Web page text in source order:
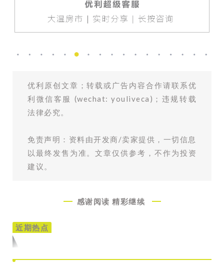
优利原创文章；转载或广告内容合作请联系优
利微信客服 (wechat: youliveca)；违规转载
法律必究。
免责声明：资料由开发商/卖家提供，一切信息
以最终发售为准。文章仅供参考，不作为投资
建议。
感谢阅读 精彩继续
近期热点